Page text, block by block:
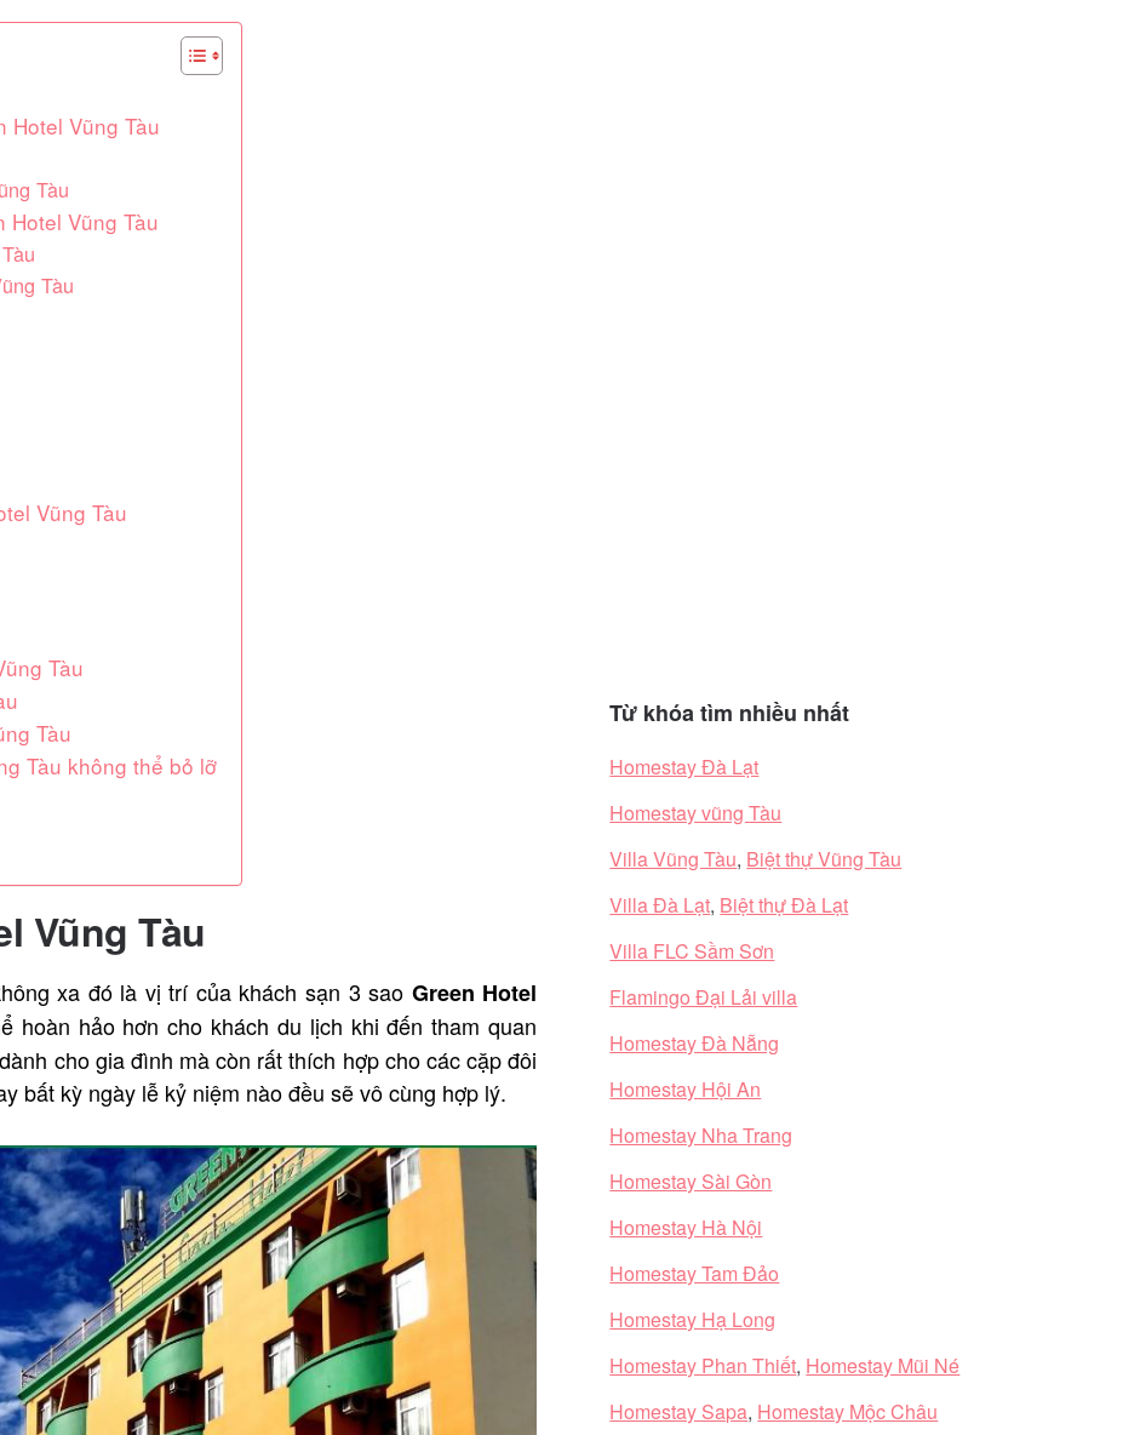
Vũng Tàu
Tàu
Vũng Tàu
Tàu
Vũng Tàu
Tàu
Tàu
Tàu không thể bỏ lỡ
Vũng Tàu
xa đó là vị trí của khách sạn 3 sao Green Hotel
hoàn hảo hơn cho khách du lịch khi đến tham quan
cho gia đình mà còn rất thích hợp cho các cặp đôi
bất kỳ ngày lễ kỷ niệm nào đều sẽ vô cùng hợp lý.
Từ khóa tìm nhiều nhất
Homestay Đà Lạt
Homestay vũng Tàu
Villa Vũng Tàu, Biệt thự Vũng Tàu
Villa Đà Lạt, Biệt thự Đà Lạt
Villa FLC Sầm Sơn
Flamingo Đại Lải villa
Homestay Đà Nẵng
Homestay Hội An
Homestay Nha Trang
Homestay Sài Gòn
Homestay Hà Nội
Homestay Tam Đảo
Homestay Hạ Long
Homestay Phan Thiết, Homestay Mũi Né
Homestay Sapa, Homestay Mộc Châu